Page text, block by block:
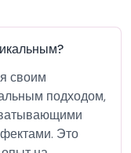
своим
подходом,
Это